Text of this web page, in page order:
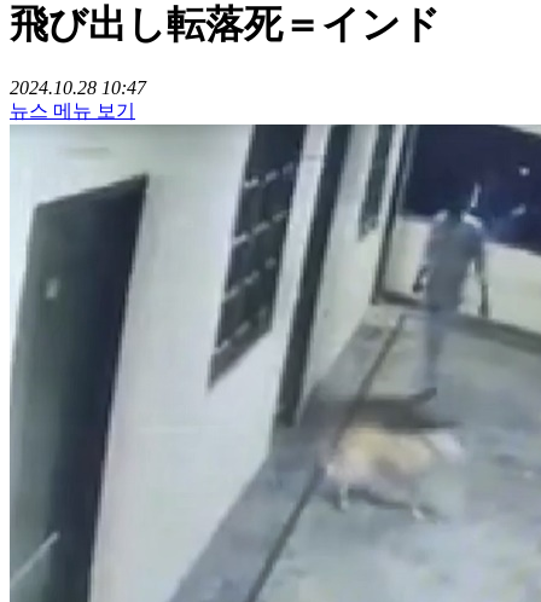
飛び出し転落死＝インド
2024.10.28 10:47
뉴스 메뉴 보기